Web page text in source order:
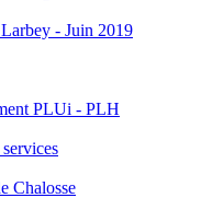
- Juin 2019
PLUi - PLH
Chalosse